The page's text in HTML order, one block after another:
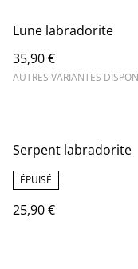
Lune labradorite
35,90 €
AUTRES VARIANTES
Serpent labradorite
ÉPUISÉ
25,90 €